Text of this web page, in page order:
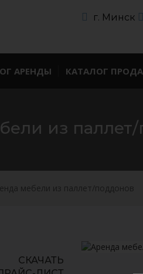
г. Минск
АРЕНДЫ КАТАЛОГ
из
мебели из паллет/поддонов